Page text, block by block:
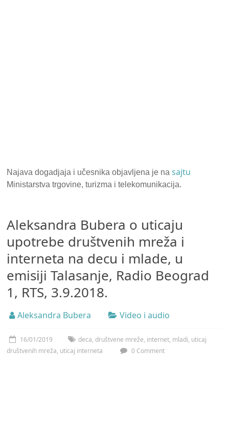
Najava dogadjaja i učesnika objavljena je nasajtu
Ministarstva trgovine, turizma i telekomunikacija.
Aleksandra Bubera o uticaju
upotrebe društvenih mreža i
interneta na decu i mlade, u
emisiji Talasanje, Radio Beograd
1, RTS, 3.9.2018.
Aleksandra Bubera Video i audio
16/01/2019 deca,društvene mreže, internet, mladi, uticaj
društvenih mreža, uticaj interneta 0 Comment